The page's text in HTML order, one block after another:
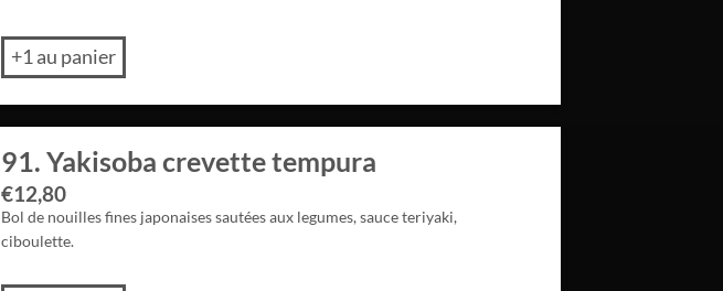
+1 au panier
91. Yakisoba crevette tempura
€12,80
Bol de nouilles fines japonaises sautées aux legumes, sauce teriyaki,
ciboulette.